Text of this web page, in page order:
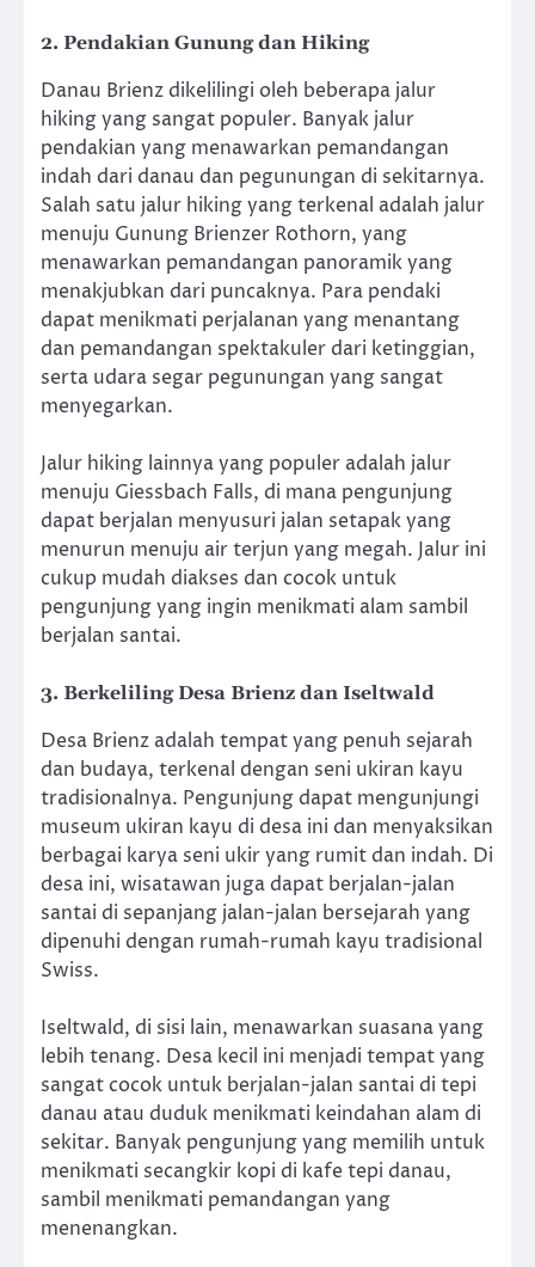
2. Pendakian Gunung dan Hiking
Danau Brienz dikelilingi oleh beberapa jalur
hiking yang sangat populer. Banyak jalur
pendakian yang menawarkan pemandangan
indah dari danau dan pegunungan di sekitarnya.
Salah satu jalur hiking yang terkenal adalah jalur
menuju Gunung Brienzer Rothorn, yang
menawarkan pemandangan panoramik yang
menakjubkan dari puncaknya. Para pendaki
dapat menikmati perjalanan yang menantang
dan pemandangan spektakuler dari ketinggian,
serta udara segar pegunungan yang sangat
menyegarkan.
Jalur hiking lainnya yang populer adalah jalur
menuju Giessbach Falls, di mana pengunjung
dapat berjalan menyusuri jalan setapak yang
menurun menuju air terjun yang megah. Jalur ini
cukup mudah diakses dan cocok untuk
pengunjung yang ingin menikmati alam sambil
berjalan santai.
3. Berkeliling Desa Brienz dan Iseltwald
Desa Brienz adalah tempat yang penuh sejarah
dan budaya, terkenal dengan seni ukiran kayu
tradisionalnya. Pengunjung dapat mengunjungi
museum ukiran kayu di desa ini dan menyaksikan
berbagai karya seni ukir yang rumit dan indah. Di
desa ini, wisatawan juga dapat berjalan-jalan
santai di sepanjang jalan-jalan bersejarah yang
dipenuhi dengan rumah-rumah kayu tradisional
Swiss.
Iseltwald, di sisi lain, menawarkan suasana yang
lebih tenang. Desa kecil ini menjadi tempat yang
sangat cocok untuk berjalan-jalan santai di tepi
danau atau duduk menikmati keindahan alam di
sekitar. Banyak pengunjung yang memilih untuk
menikmati secangkir kopi di kafe tepi danau,
sambil menikmati pemandangan yang
menenangkan.